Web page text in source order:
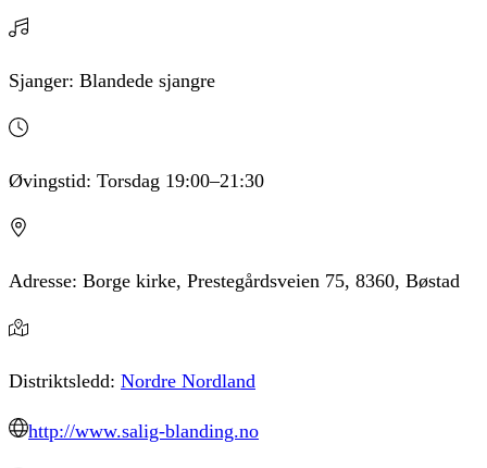
Sjanger: Blandede sjangre
Øvingstid: Torsdag 19:00–21:30
Adresse: Borge kirke, Prestegårdsveien 75, 8360, Bøstad
Distriktsledd: Nordre Nordland
http://www.salig-blanding.no